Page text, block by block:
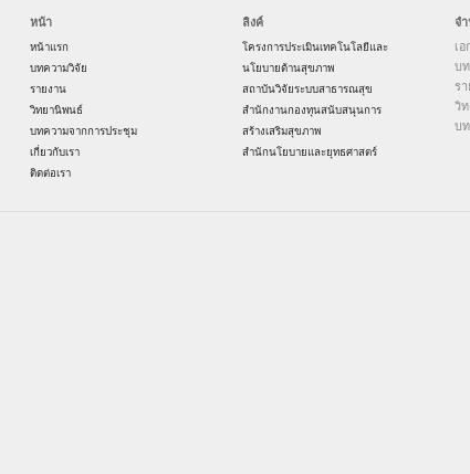
หน้า
หน้าแรก
บทความวิจัย
รายงาน
วิทยานิพนธ์
บทความจากการประชุม
เกี่ยวกับเรา
ติดต่อเรา
ลิงค์
โครงการประเมินเทคโนโลยีและ
นโยบายด้านสุขภาพ
สถาบันวิจัยระบบสาธารณสุข
สำนักงานกองทุนสนับสนุนการ
สร้างเสริมสุขภาพ
สำนักนโยบายและยุทธศาสตร์
จ
เ
บ
ร
วิ
บ